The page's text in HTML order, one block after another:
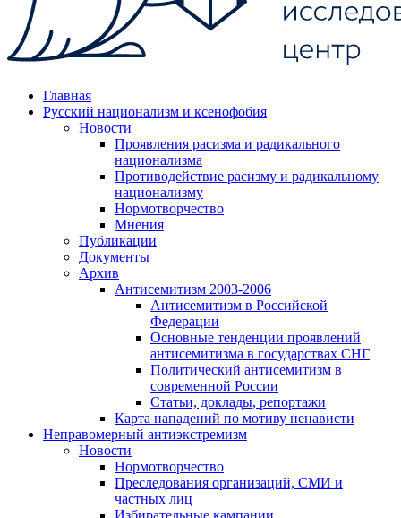
Главная
Русский национализм и ксенофобия
Новости
Проявления расизма и радикального
национализма
Противодействие расизму и радикальному
национализму
Нормотворчество
Мнения
Публикации
Документы
Архив
Антисемитизм 2003-2006
Антисемитизм в Российской
Федерации
Основные тенденции проявлений
антисемитизма в государствах СНГ
Политический антисемитизм в
современной России
Статьи, доклады, репортажи
Карта нападений по мотиву ненависти
Неправомерный антиэкстремизм
Новости
Нормотворчество
Преследования организаций, СМИ и
частных лиц